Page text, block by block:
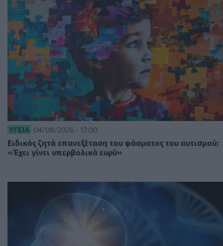
ΥΓΕΊΑ 04/08/2026 - 17:00
Ειδικός ζητά επανεξέταση του φάσματος του αυτισμού:
«Έχει γίνει υπερβολικά ευρύ»